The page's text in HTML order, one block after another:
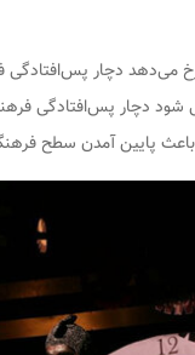
رخ می‌دهد دچار
دچار پس‌افتادگی
پایین آمدن سطح